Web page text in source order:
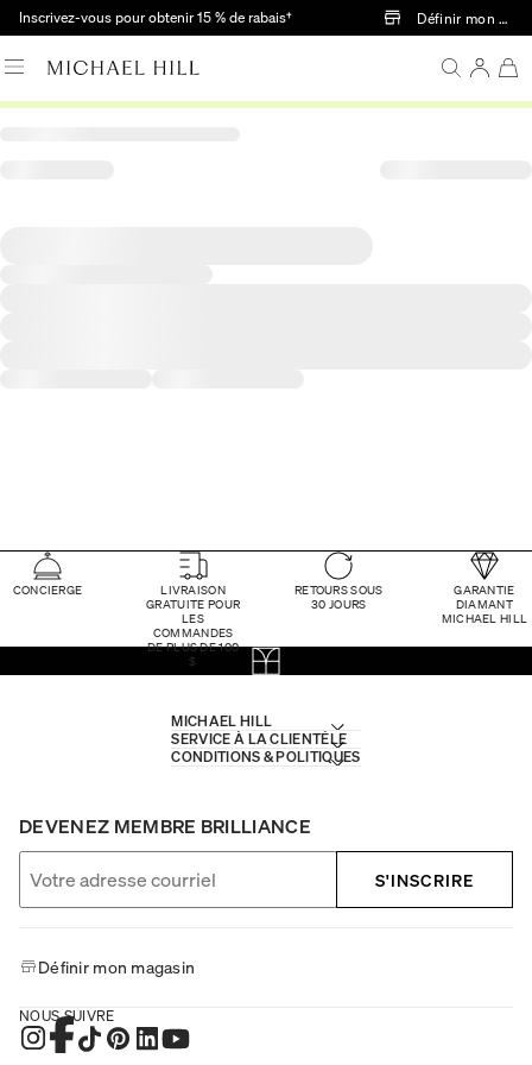
Passer au contenu principal
Inscrivez-vous pour obtenir 15 % de rabais† Définir mon
CONCIERGE
LIVRAISON
GRATUITE POUR
LES
COMMANDES
DE PLUS DE 100
$
RETOURS SOUS
30 JOURS
GARANTIE
DIAMANT
MICHAEL HILL
MICHAEL HILL
SERVICE À LA CLIENTÈLE
CONDITIONS & POLITIQUES
DEVENEZ MEMBRE BRILLIANCE
S'INSCRIRE
Définir mon magasin
NOUS SUIVRE